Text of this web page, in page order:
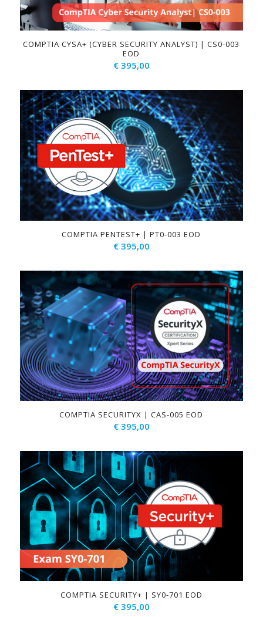
COMPTIA CYSA+ (CYBER SECURITY ANALYST) | CS0-003
EOD
€395,00
COMPTIA PENTEST+ | PT0-003 EOD
€395,00
COMPTIA SECURITYX | CAS-005 EOD
€395,00
COMPTIA SECURITY+ | SY0-701 EOD
€395,00